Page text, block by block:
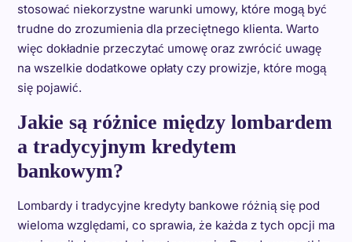
stosować niekorzystne warunki umowy, które mogą być
trudne do zrozumienia dla przeciętnego klienta. Warto
więc dokładnie przeczytać umowę oraz zwrócić uwagę
na wszelkie dodatkowe opłaty czy prowizje, które mogą
się pojawić.
Jakie są różnice między lombardem
a tradycyjnym kredytem
bankowym?
Lombardy i tradycyjne kredyty bankowe różnią się pod
wieloma względami, co sprawia, że każda z tych opcji ma